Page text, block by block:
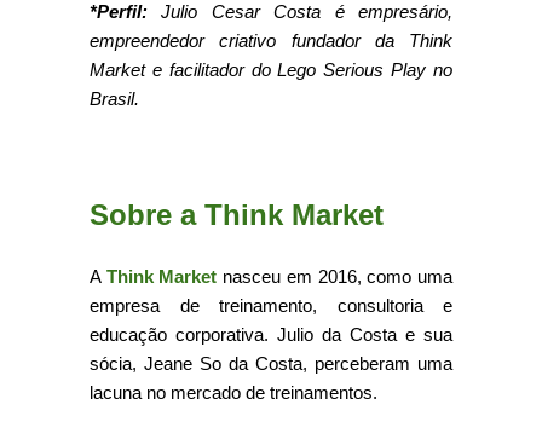
*Perfil: Julio Cesar Costa é empresário,
empreendedor criativo fundador da Think
Market e facilitador do Lego Serious Play no
Brasil.
Sobre a Think Market
A Think Market nasceu em 2016, como uma
empresa de treinamento, consultoria e
educação corporativa. Julio da Costa e sua
sócia, Jeane So da Costa, perceberam uma
lacuna no mercado de treinamentos.